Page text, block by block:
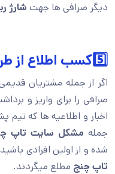
دیگر صرافی ها جهت شارژ
5️⃣کسب اطلاع از طریق کانال تلگرام
اگر از جمله مشتریان
صرافی را برای واریز و
اخبار و اطلاعیه ها که تیم
جمله مشکل سایت تاپ
شده و از اولین افرادی
تاپ چنج مطلع میگردند.